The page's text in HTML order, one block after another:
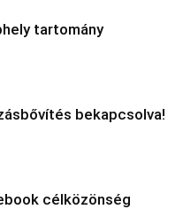
tartomány
bekapcsolva!
célközönség